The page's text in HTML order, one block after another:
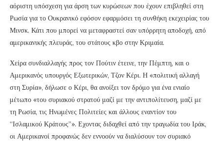
αόριστη υπόσχεση για άρση των κυρώσεων που έχουν επιβληθεί στη
Ρωσία για το Ουκρανικό εφόσον εφαρμόσει τη συνθήκη εκεχειρίας του
Μινσκ. Κάτι που μπορεί να μεταφραστεί σαν υπόρρητη αποδοχή, από
αμερικανικής πλευράς, του στάτους κβο στην Κριμαία.
Χείρα συνδιαλλαγής προς τον Πούτιν έτεινε, την Πέμπτη, και ο
Αμερικανός υπουργός Εξωτερικών, Τζον Κέρι. Η «πολιτική αλλαγή
στη Συρία», δήλωσε ο Κέρι, θα ανοίξει τον δρόμο για ένα ενιαίο
μέτωπο «του συριακού στρατού μαζί με την αντιπολίτευση, μαζί με
τη Ρωσία, τις Ηνωμένες Πολιτείες και άλλους εναντίον του
“Ισλαμικού Κράτους”». Εχοντας διδαχθεί από την τραγωδία του Ιράκ,
οι Αμερικανοί προφανώς δεν εννοούν να διαλύσουν τον συριακό